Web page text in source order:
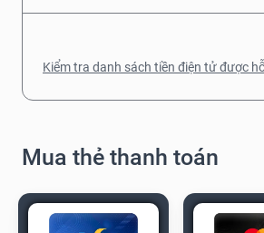
Kiểm tra danh sách tiền điện tử được
Mua thẻ thanh toán